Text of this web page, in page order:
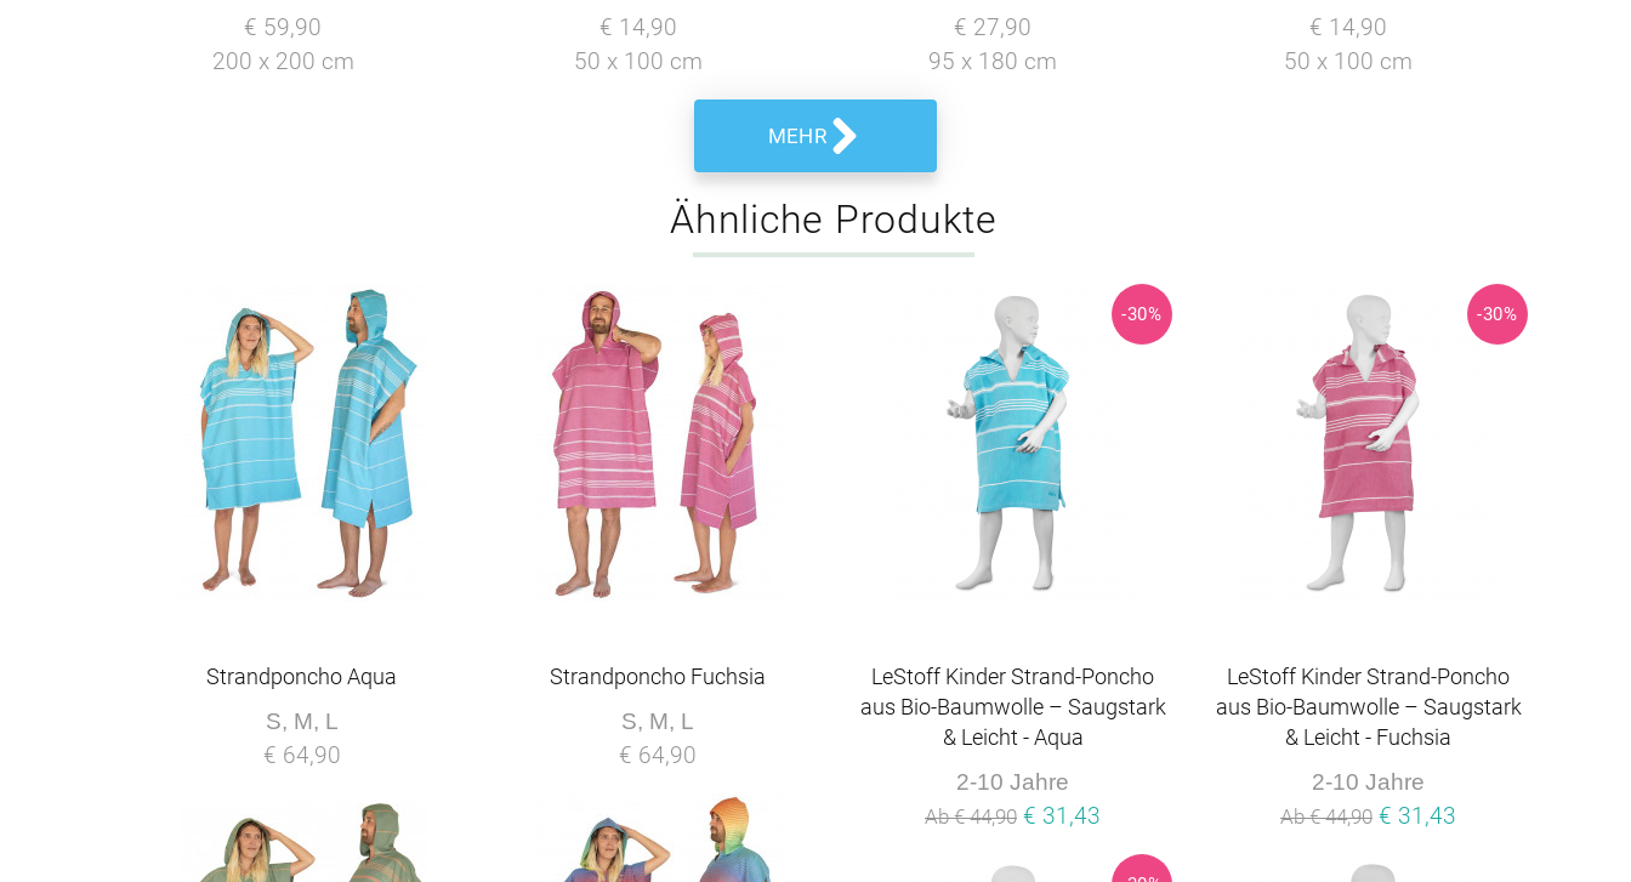
€ 59,90
200 x 200 cm
€ 14,90
50 x 100 cm
€ 27,90
95 x 180 cm
€ 14,90
50 x 100 cm
MEHR
Ähnliche Produkte
Strandponcho Aqua
S, M, L
€ 64,90
Strandponcho Fuchsia
S, M, L
€ 64,90
-30%
LeStoff Kinder Strand-Poncho
aus Bio-Baumwolle – Saugstark
& Leicht - Aqua
2-10 Jahre
Ab € 44,90 € 31,43
-30%
LeStoff Kinder Strand-Poncho
aus Bio-Baumwolle – Saugstark
& Leicht - Fuchsia
2-10 Jahre
Ab € 44,90 € 31,43